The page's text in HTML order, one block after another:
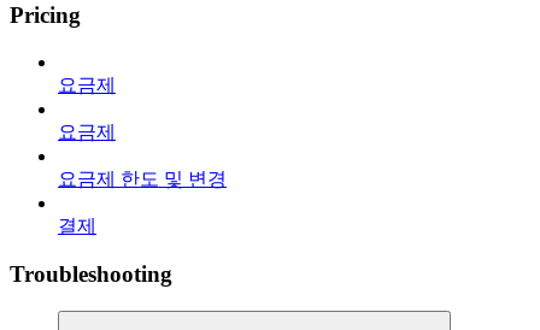
Pricing
요금제
요금제
요금제 한도 및 변경
결제
Troubleshooting